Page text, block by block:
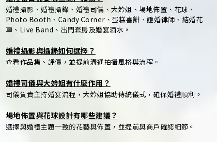
婚禮攝影、婚禮攝錄、婚禮司儀、大妗姐、場地佈置、花球、
Photo Booth、Candy Corner、蛋糕喜餅、證婚律師、結婚花
車、Live Band、出門套房及婚宴酒水。
婚禮攝影與攝錄如何選擇？
查看作品集、評價，並提前溝通拍攝風格與流程。
婚禮司儀與大妗姐有什麼作用？
司儀負責主持婚宴流程，大妗姐協助傳統儀式，確保婚禮順利。
場地佈置與花球設計有哪些建議？
選擇與婚禮主題一致的花藝與佈置，並提前與商戶確認細節。